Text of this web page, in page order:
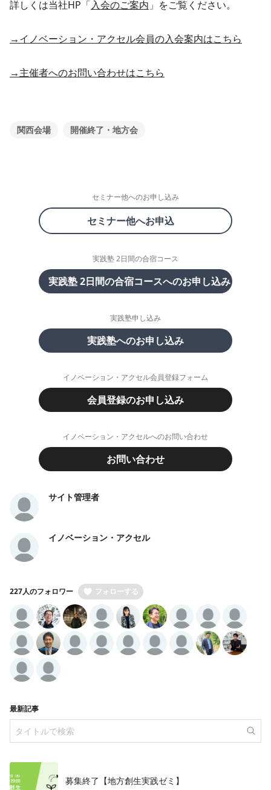
詳しくは当社HP「入会のご案内 」をご覧ください。
→イノベーション・アクセル会員の入会案内はこちら
→主催者へのお問い合わせはこちら
関西会場 開催終了・地方会
セミナー他へのお申し込み
セミナー他へお申込
実践塾 2日間の合宿コース
実践塾 2日間の合宿コースへのお申し込み
実践塾申し込み
実践塾へのお申し込み
イノベーション・アクセル会員登録フォーム
会員登録のお申し込み
イノベーション・アクセルへのお問い合わせ
お問い合わせ
サイト管理者
イノベーション・アクセル
227人のフォロワー フォローする
最新記事
募集終了【地方創生実践ゼミ】